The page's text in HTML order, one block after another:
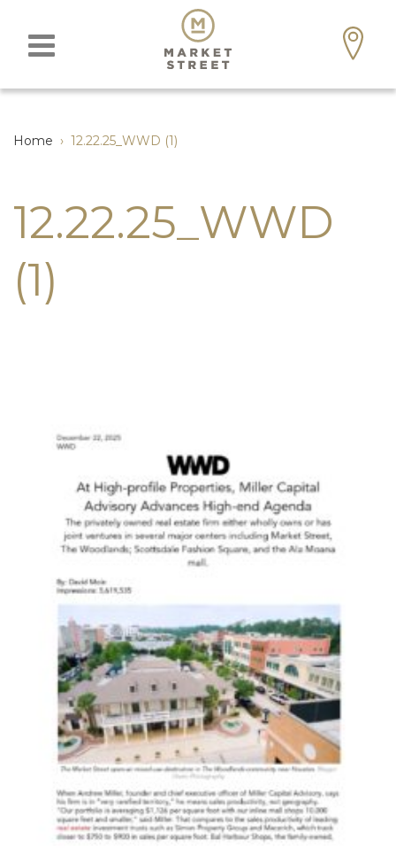
Home › 12.22.25_WWD (1)
12.22.25_WWD
(1)